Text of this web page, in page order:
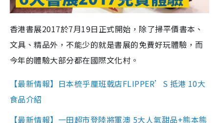
香港書展2017於7月19日正式開始，除了掃平價書本、
文具、精品外，不能少的就是書展的免費好玩體驗，而
今年的體驗大部分都在國際文化村。
【最新情報】日本梳乎厘班戟店FLIPPER’S 抵港 10大
食品介紹
【最新情報】一田超市登陸將軍澳 5大人氣甜品+熊本熊